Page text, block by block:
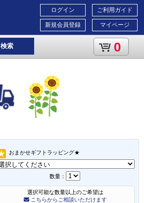
ご利用ガイド
マイページ
ログイン
新規会員登録
検索 0
おまかせギフトラッピング★
数量：
選択可能な数量以上のご希望は
こちらからご相談いただけます